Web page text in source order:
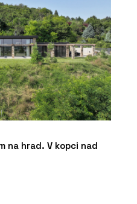
na hrad. V kopci nad